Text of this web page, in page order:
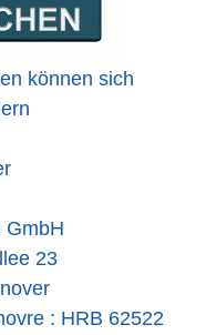
können sich
GmbH
23
: HRB 62522